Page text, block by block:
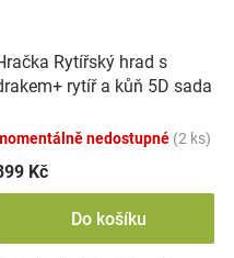
Rytířský hrad s
rytíř a kůň 5D sada
nedostupné (2 ks)
Kč
Do košíku